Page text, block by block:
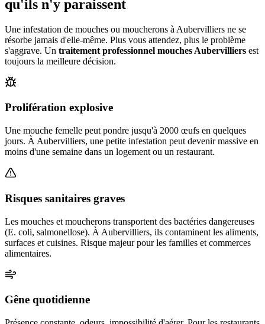
qu'ils n'y paraissent
Une infestation de mouches ou moucherons à Aubervilliers ne se
résorbe jamais d'elle-même. Plus vous attendez, plus le problème
s'aggrave. Un traitement professionnel mouches Aubervilliers est
toujours la meilleure décision.
Prolifération explosive
Une mouche femelle peut pondre jusqu'à 2000 œufs en quelques
jours. À Aubervilliers, une petite infestation peut devenir massive en
moins d'une semaine dans un logement ou un restaurant.
Risques sanitaires graves
Les mouches et moucherons transportent des bactéries dangereuses
(E. coli, salmonellose). À Aubervilliers, ils contaminent les aliments,
surfaces et cuisines. Risque majeur pour les familles et commerces
alimentaires.
Gêne quotidienne